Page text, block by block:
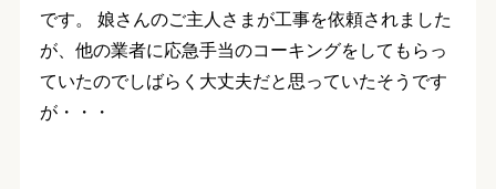
です。 娘さんのご主人さまが工事を依頼されました
が、他の業者に応急手当のコーキングをしてもらっ
ていたのでしばらく大丈夫だと思っていたそうです
が・・・